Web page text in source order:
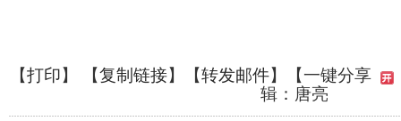
【打印】 【复制链接】【转发邮件】
【一键分享
辑：唐亮